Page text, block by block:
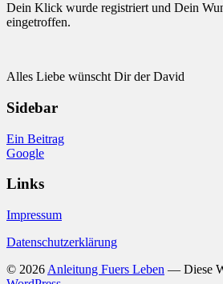
Dein Klick wurde registriert und Dein
eingetroffen.
Alles Liebe wünscht Dir der David
Sidebar
Ein Beitrag
Google
Links
Impressum
Datenschutzerklärung
© 2026 Anleitung Fuers Leben — Diese